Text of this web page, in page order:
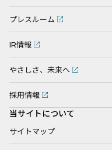
プレスルーム
IR情報
やさしさ、未来へ
採用情報
当サイトについて
サイトマップ